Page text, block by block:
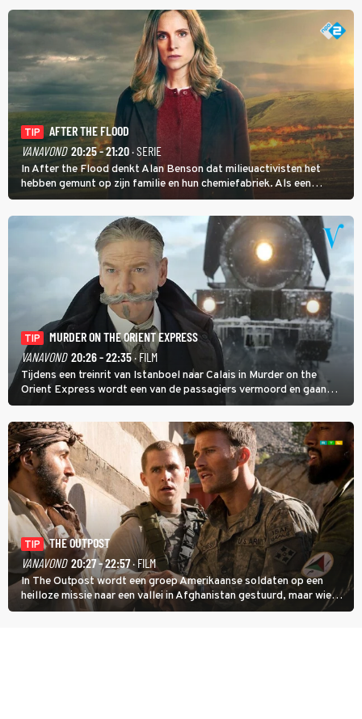
TIP
AFTER THE FLOOD
VANAVOND 20:25 - 21:20· SERIE
In After the Flood denkt Alan Benson dat milieuactivisten het
hebben gemunt op zijn familie en hun chemiefabriek. Als een
brandende boodschap in het veen de boel op scherp zet, besluit
Jo Marshall de jonge Finn Allen aan de tand te voelen.
TIP
MURDER ON THE ORIENT EXPRESS
VANAVOND 20:26 - 22:35· FILM
Tijdens een treinrit van Istanboel naar Calais in Murder on the
Orient Express wordt een van de passagiers vermoord en gaan
detective Hercule Poirot en zijn snor uitzoeken wie van de andere
treinreizigers de dader is.
TIP
THE OUTPOST
VANAVOND 20:27 - 22:57· FILM
In The Outpost wordt een groep Amerikaanse soldaten op een
heilloze missie naar een vallei in Afghanistan gestuurd, maar wie
overleeft daar een aanval?